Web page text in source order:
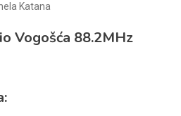
Katana
Vogošća 88.2MHz